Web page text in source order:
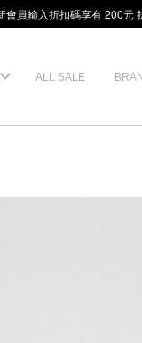
會員輸入折扣碼享有 200元
ALL SALE